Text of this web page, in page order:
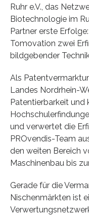
Ruhr e.V., das
Biotechnologie im
Partner erste
Tomovation zwei
bildgebender
Als
Landes Nordrhein-
Patentierbarkeit und
und verwertet die
PROvendis-Team
den weiten Bereich
Maschinenbau bis
Gerade für die
Nischenmärkten ist